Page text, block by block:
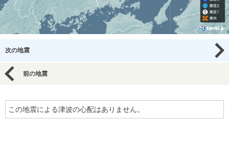
次の地震
前の地震
この地震による津波の心配はありません。